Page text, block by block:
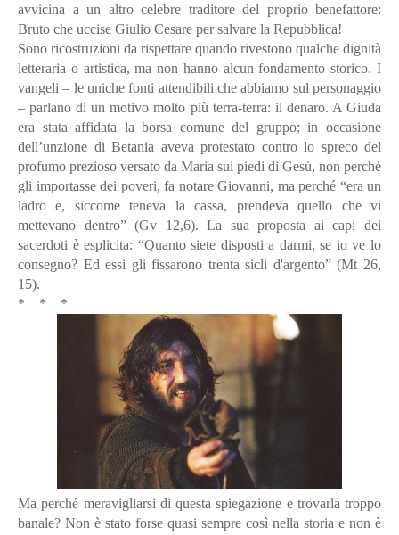
avvicina a un altro celebre traditore del proprio benefattore:
Bruto che uccise Giulio Cesare per salvare la Repubblica!
Sono ricostruzioni da rispettare quando rivestono qualche dignità
letteraria o artistica, ma non hanno alcun fondamento storico. I
vangeli – le uniche fonti attendibili che abbiamo sul personaggio
– parlano di un motivo molto più terra-terra: il denaro. A Giuda
era stata affidata la borsa comune del gruppo; in occasione
dell’unzione di Betania aveva protestato contro lo spreco del
profumo prezioso versato da Maria sui piedi di Gesù, non perché
gli importasse dei poveri, fa notare Giovanni, ma perché “era un
ladro e, siccome teneva la cassa, prendeva quello che vi
mettevano dentro” (Gv 12,6). La sua proposta ai capi dei
sacerdoti è esplicita: “Quantosiete disposti a darmi, se io ve lo
consegno? Ed essi gli fissarono trenta sicli d'argento” (Mt 26,
15).
* * *
Ma perché meravigliarsi di questa spiegazione e trovarla troppo
banale? Non è stato forse quasi sempre così nella storia e non è